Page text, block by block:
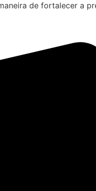
de fortalecer a